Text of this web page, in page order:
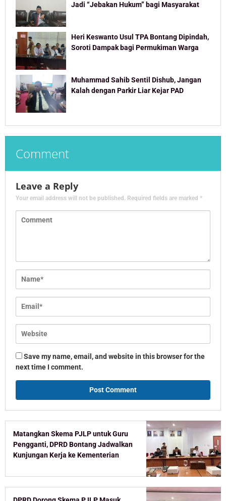
Jadi “Jebakan Hukum” bagi Masyarakat
Heri Keswanto Usul TPA Bontang Dipindah,
Soroti Dampak bagi Permukiman Warga
Muhammad Sahib Sentil Dishub, Jangan
Kalah dengan Parkir Liar Kejar PAD
Comment
Leave a Reply
Your email address will not be published. Required fields are marked *
Save my name, email, and website in this browser for the
next time I comment.
Matangkan Skema PJLP untuk Guru
Pengganti, DPRD Bontang Jadwalkan
Kunjungan Kerja ke Kementerian